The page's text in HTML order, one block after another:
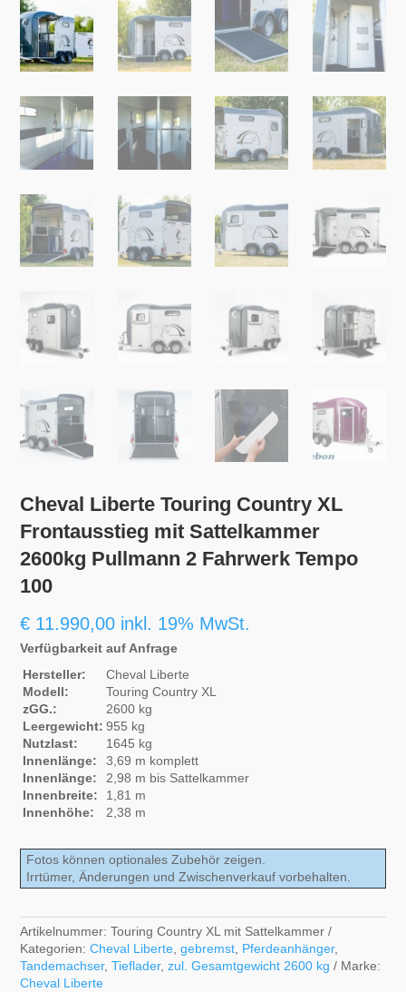
Cheval Liberte Touring Country XL
Frontausstieg mit Sattelkammer
2600kg Pullmann 2 Fahrwerk Tempo
100
€ 11.990,00 inkl. 19% MwSt.
Verfügbarkeit auf Anfrage
Hersteller:
Cheval Liberte
Modell:
Touring Country XL
zGG.:
2600 kg
Leergewicht: 955 kg
Nutzlast:
1645 kg
Innenlänge:
3,69 m komplett
Innenlänge:
2,98 m bis Sattelkammer
Innenbreite:
1,81 m
Innenhöhe:
2,38 m
Fotos können optionales Zubehör zeigen.
Irrtümer, Änderungen und Zwischenverkauf vorbehalten.
Artikelnummer:Touring Country XL mit Sattelkammer
Kategorien:Cheval Liberte ,gebremst Pferdeanhänger,
Tandemachser,Tieflader,zul. Gesamtgewicht 2600 kg
Marke:
Cheval Liberte